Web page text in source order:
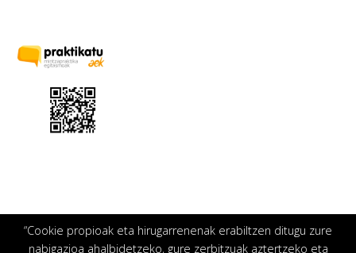
“Cookie propioak eta hirugarrenenak erabiltzen ditugu zure
nabigazioa ahalbidetzeko, gure zerbitzuak aztertzeko eta